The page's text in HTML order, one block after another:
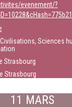
evenement/?
Civilisations, Sciences
Strasbourg
Strasbourg
11 MARS